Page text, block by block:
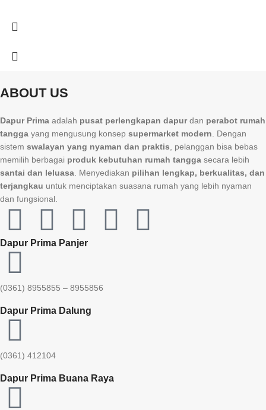
ABOUT US
Dapur Prima adalah pusat perlengkapan dapurdan perabot rumah
tangga yang mengusung konsep supermarket modern . Dengan
sistem swalayan yang nyaman dan praktis , pelanggan bisa bebas
memilih berbagai produk kebutuhan rumah tangga secara lebih
santai dan leluasa . Menyediakan pilihan lengkap, berkualitas, dan
terjangkau untuk menciptakan suasana rumah yang lebih nyaman
dan fungsional.
Dapur Prima Panjer
(0361) 8955855 – 8955856​
Dapur Prima Dalung
(0361) 412104
Dapur Prima Buana Raya